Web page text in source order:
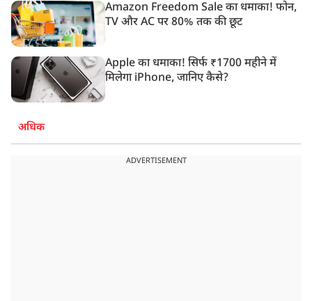
Amazon Freedom Sale का धमाका! फोन,
TV और AC पर 80% तक की छूट
Apple का धमाका! सिर्फ ₹1700 महीने में
मिलेगा iPhone, जानिए कैसे?
अधिक
ADVERTISEMENT